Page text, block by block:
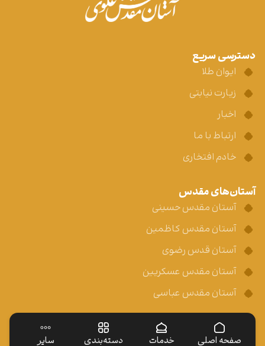
صفحه اصلی خدمات دسته‌بندی سایر
دسترسی سریع
ایوان طلا
زیارت نیابتی
اخبار
ارتباط با ما
خادم افتخاری
آستان‌های مقدس
آستان مقدس حسینی
آستان مقدس کاظمین
آستان قدس رضوی
آستان مقدس عسکریین
آستان مقدس عباسی